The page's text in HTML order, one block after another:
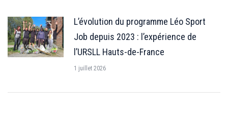
L’évolution du programme Léo Sport
Job depuis 2023 : l’expérience de
l’URSLL Hauts-de-France
1 juillet 2026